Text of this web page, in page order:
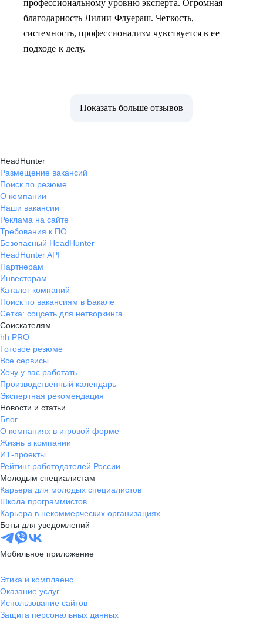
профессиональному уровню эксперта. Огромная
благодарность Лилии Флуераш. Четкость,
системность, профессионализм чувствуется в ее
подходе к делу.
Показать больше отзывов
HeadHunter
Размещение вакансий
Поиск по резюме
О компании
Наши вакансии
Реклама на сайте
Требования к ПО
Безопасный HeadHunter
HeadHunter API
Партнерам
Инвесторам
Каталог компаний
Поиск по вакансиям в Бакале
Сетка: соцсеть для нетворкинга
Соискателям
hh PRO
Готовое резюме
Все сервисы
Хочу у вас работать
Производственный календарь
Экспертная рекомендация
Новости и статьи
Блог
О компаниях в игровой форме
Жизнь в компании
ИТ-проекты
Рейтинг работодателей России
Молодым специалистам
Карьера для молодых специалистов
Школа программистов
Карьера в некоммерческих организациях
Боты для уведомлений
Мобильное приложение
Этика и комплаенс
Оказание услуг
Использование сайтов
Защита персональных данных